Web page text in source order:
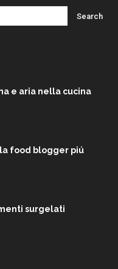
e aria nella cucina
food blogger piú
surgelati